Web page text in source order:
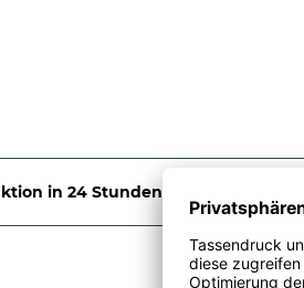
in 24 Stunden